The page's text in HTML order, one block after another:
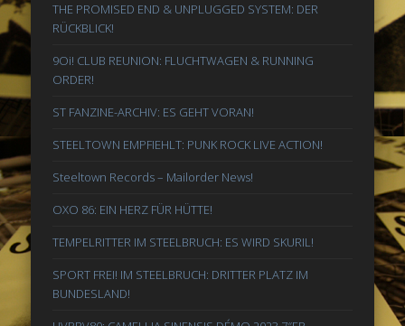
THE PROMISED END & UNPLUGGED SYSTEM: DER
RÜCKBLICK!
9Oi! CLUB REUNION: FLUCHTWAGEN & RUNNING
ORDER!
ST FANZINE-ARCHIV: ES GEHT VORAN!
STEELTOWN EMPFIEHLT: PUNK ROCK LIVE ACTION!
Steeltown Records – Mailorder News!
OXO 86: EIN HERZ FÜR HÜTTE!
TEMPELRITTER IM STEELBRUCH: ES WIRD SKURIL!
SPORT FREI! IM STEELBRUCH: DRITTER PLATZ IM
BUNDESLAND!